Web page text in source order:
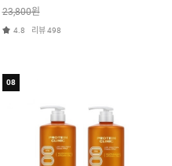
23,800원
4.8 리뷰498
08